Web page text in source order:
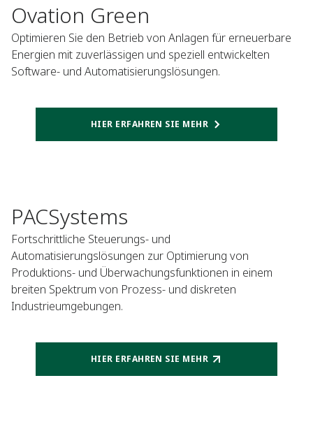
Ovation Green
Optimieren Sie den Betrieb von Anlagen für erneuerbare
Energien mit zuverlässigen und speziell entwickelten
Software- und Automatisierungslösungen.
HIER ERFAHREN SIE MEHR
PACSystems
Fortschrittliche Steuerungs- und
Automatisierungslösungen zur Optimierung von
Produktions- und Überwachungsfunktionen in einem
breiten Spektrum von Prozess- und diskreten
Industrieumgebungen.
HIER ERFAHREN SIE MEHR